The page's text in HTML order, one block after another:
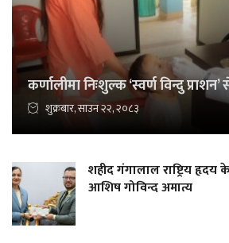
कर्णालीमा निःशुल्क ‘स्वर्ण विन्दु प्राशन’
शुक्रबार, साउन २२, २०८३
शहीद गंगालाल राष्ट्रिय हृदय
आशिष गोविन्द अमात्य